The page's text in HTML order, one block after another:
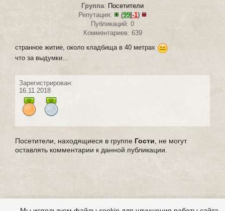
Группа: Посетители
Репутация:
(99 -1)
Публикаций: 0
Комментариев: 639
странное житие, около кладбища в 40 метрах
что за выдумки...
Зарегистрирован:
16.11.2018
Посетители, находящиеся в группе Гости, не могут
оставлять комментарии к данной публикации.